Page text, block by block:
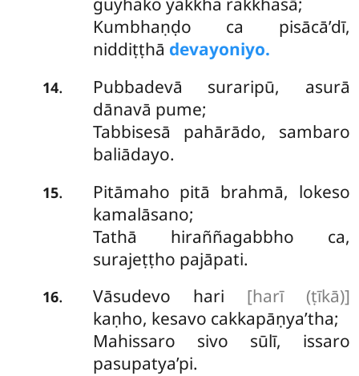
Kumbhaṇḍo ca pisācā’dī,
niddiṭṭhā devayoniyo.
14.
Pubbadevā suraripū, asurā
dānavā pume;
Tabbisesā pahārādo, sambaro
baliādayo.
15.
Pitāmaho pitā brahmā, lokeso
kamalāsano;
Tathā hiraññagabbho ca,
surajeṭṭho pajāpati.
16. Vāsudevo hari [harī (ṭīkā)]
kaṇho, kesavo cakkapāṇya’tha;
Mahissaro sivo sūlī, issaro
pasupatya’pi.